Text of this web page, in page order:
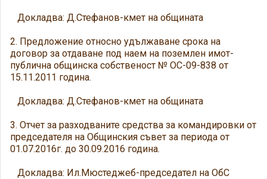
Докладва: Д.Стефанов-кмет на общината
2. Предложение относно удължаване срока на
договор за отдаване под наем на поземлен имот-
публична общинска собственост № ОС-09-838 от
15.11.2011 година.
Докладва: Д.Стефанов-кмет на общината
3. Отчет за разходваните средства за командировки от
председателя на Общинския съвет за периода от
01.07.2016г. до 30.09.2016 година.
Докладва: Ил.Мюстеджеб-председател на ОбС